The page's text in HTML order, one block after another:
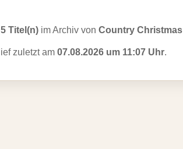
5 Titel(n) im Archiv von Country Christmas
lief zuletzt am 07.08.2026 um 11:07 Uhr.